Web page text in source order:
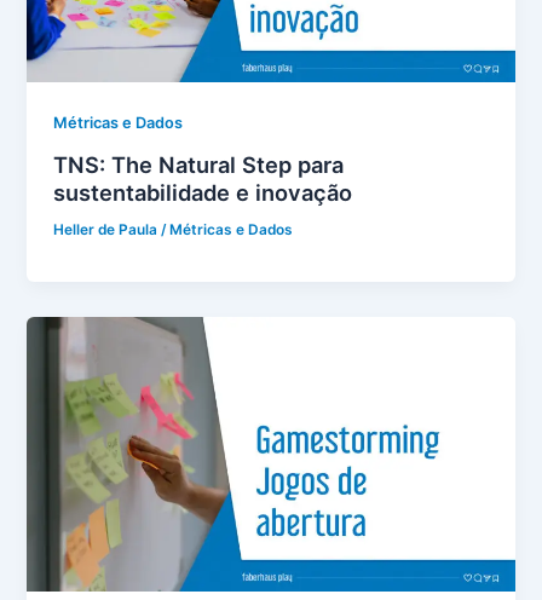
Métricas e Dados
TNS: The Natural Step para
sustentabilidade e inovação
Heller de Paula/ Métricas e Dados